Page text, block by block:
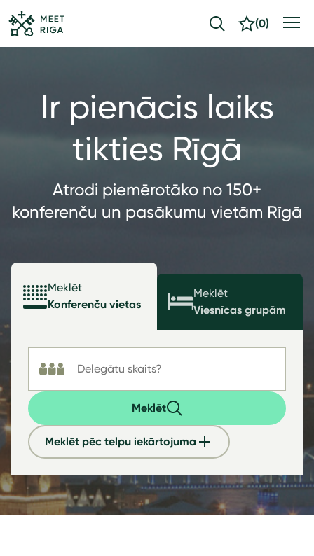
(0)
Ir pienācis laiks
tikties Rīgā
Atrodi piemērotāko no 150+
konferenču un pasākumu vietām Rīgā
Meklēt
Konferenču vietas
Meklēt
Viesnīcas grupām
Meklēt
Meklēt pēc telpu iekārtojuma